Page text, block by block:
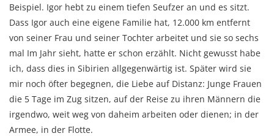
Beispiel. Igor hebt zu einem tiefen Seufzer an und es sitzt.
Dass Igor auch eine eigene Familie hat, 12.000 km entfernt
von seiner Frau und seiner Tochter arbeitet und sie so sechs
mal Im Jahr sieht, hatte er schon erzählt. Nicht gewusst habe
ich, dass dies in Sibirien allgegenwärtig ist. Später wird sie
mir noch öfter begegnen, die Liebe auf Distanz: Junge Frauen
die 5 Tage im Zug sitzen, auf der Reise zu ihren Männern die
irgendwo, weit weg von daheim arbeiten oder dienen; in der
Armee, in der Flotte.